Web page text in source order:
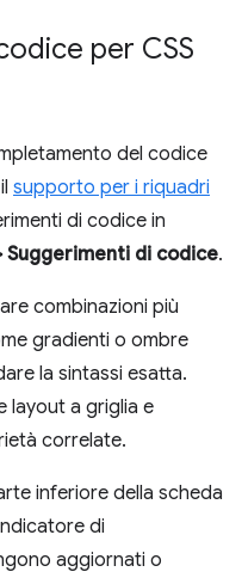
per CSS
del codice
supporto per i riquadri
di codice in
Suggerimenti di codice.
combinazioni più
gradienti o ombre
la sintassi esatta.
layout a griglia e
correlate.
inferiore della scheda
di
aggiornati o